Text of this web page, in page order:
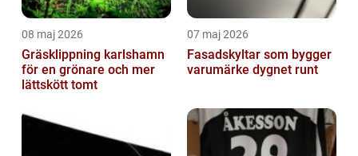
08 maj 2026
Gräsklippning karlshamn
för en grönare och mer
lättskött tomt
07 maj 2026
Fasadskyltar som bygger
varumärke dygnet runt